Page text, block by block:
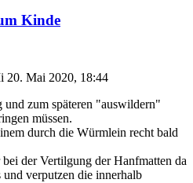
Kinde
20. Mai 2020, 18:44
und zum späteren "auswildern"
müssen.
durch die Würmlein recht bald
der Vertilgung der Hanfmatten da
und verputzen die innerhalb